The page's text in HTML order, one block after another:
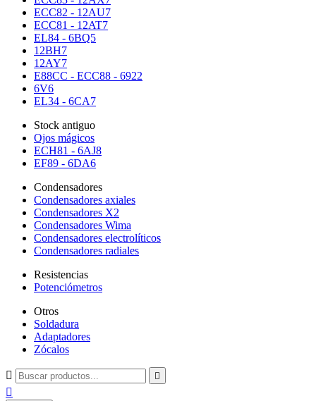
ECC82 - 12AU7
ECC81 - 12AT7
EL84 - 6BQ5
12BH7
12AY7
E88CC - ECC88 - 6922
6V6
EL34 - 6CA7
Stock antiguo
Ojos mágicos
ECH81 - 6AJ8
EF89 - 6DA6
Condensadores
Condensadores axiales
Condensadores X2
Condensadores Wima
Condensadores electrolíticos
Condensadores radiales
Resistencias
Potenciómetros
Otros
Soldadura
Adaptadores
Zócalos
 
